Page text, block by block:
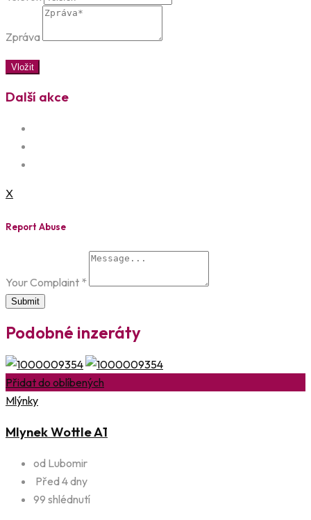
Zpráva
Vložit
Další akce
X
Report Abuse
Your Complaint *
Submit
Podobné inzeráty
Přidat do oblíbených
Mlýnky
Mlynek Wottle A1
od Lubomir
Před 4 dny
99 shlédnutí